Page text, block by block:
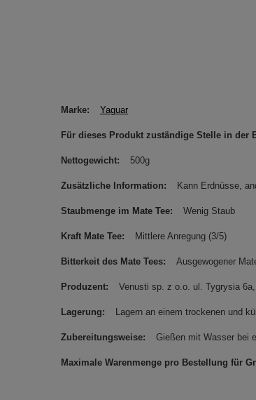
Marke Yaguar
Für dieses Produkt zuständige Stelle in der
Nettogewicht 500g
Zusätzliche Information Kann Erdnüsse,
Staubmenge im Mate Tee Wenig Staub
Kraft Mate Tee Mittlere Anregung (3/5)
Bitterkeit des Mate Tees Ausgewogener
Produzent Venusti sp. z o.o. ul. Tygrysia
Lagerung Lagern an einem trockenen und
Zubereitungsweise Gießen mit Wasser bei
Maximale Warenmenge pro Bestellung für